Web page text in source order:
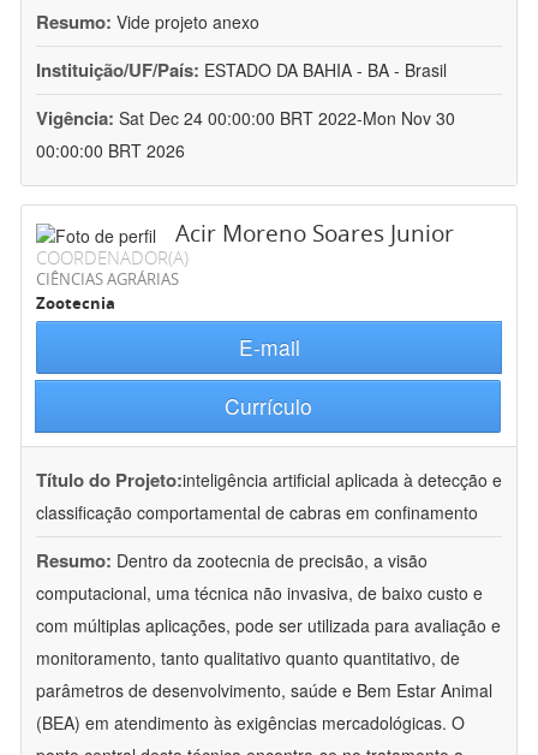
Resumo: Vide projeto anexo
Instituição/UF/País: ESTADO DA BAHIA - BA - Brasil
Vigência: Sat Dec 24 00:00:00 BRT 2022-Mon Nov 30
00:00:00 BRT 2026
Acir Moreno Soares Junior
COORDENADOR(A)
CIÊNCIAS AGRÁRIAS
Zootecnia
E-mail
Currículo
Título do Projeto:inteligência artificial aplicada à detecção e
classificação comportamental de cabras em confinamento
Resumo: Dentro da zootecnia de precisão, a visão
computacional, uma técnica não invasiva, de baixo custo e
com múltiplas aplicações, pode ser utilizada para avaliação e
monitoramento, tanto qualitativo quanto quantitativo, de
parâmetros de desenvolvimento, saúde e Bem Estar Animal
(BEA) em atendimento às exigências mercadológicas. O